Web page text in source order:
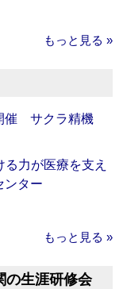
もっと見る »
催 サクラ精機
力が医療を支え
ター
もっと見る »
の生涯研修会